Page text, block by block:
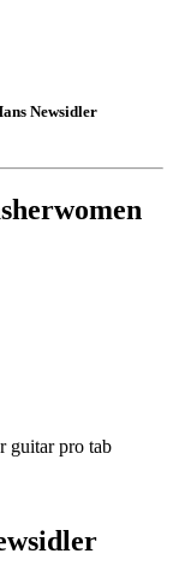
Newsidler